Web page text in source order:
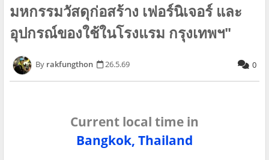
มหกรรมวัสดุก่อสร้าง​ เฟอร์นิเจอร์ และ
อุปกรณ์ของใช้ในโรงแรม​ กรุงเทพฯ"
rakfungthon 26.5.69 0
Current local time in
Bangkok, Thailand